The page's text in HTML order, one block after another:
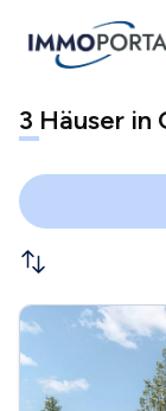
3 Häuser in